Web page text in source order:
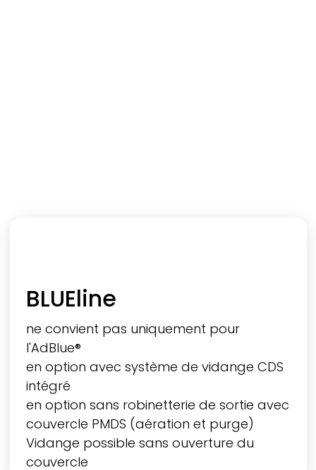
BLUEline
ne convient pas uniquement pour
l'AdBlue®
en option avec système de vidange CDS
intégré
en option sans robinetterie de sortie avec
couvercle PMDS (aération et purge)
Vidange possible sans ouverture du
couvercle